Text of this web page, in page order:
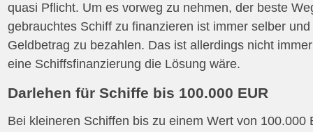
quasi Pflicht. Um es vorweg zu nehmen, der beste
gebrauchtes Schiff zu finanzieren ist immer selber
Geldbetrag zu bezahlen. Das ist allerdings nicht
eine Schiffsfinanzierung die Lösung wäre.
Darlehen für Schiffe bis 100.000 EUR
Bei kleineren Schiffen bis zu einem Wert von 100.000